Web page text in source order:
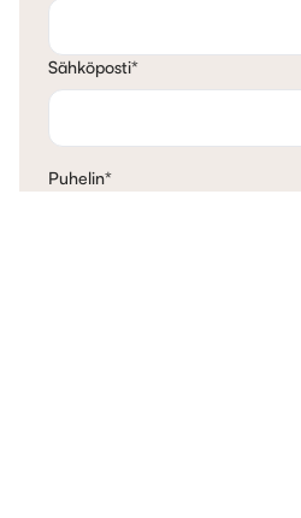
Sähköposti*
Puhelin*